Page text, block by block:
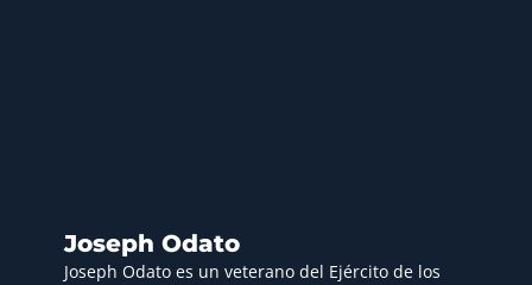
Joseph Odato
Joseph Odato es un veterano del Ejército de los